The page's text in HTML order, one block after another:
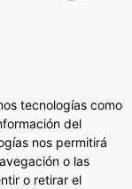
tecnologías como
del
nos permitirá
o las
o retirar el